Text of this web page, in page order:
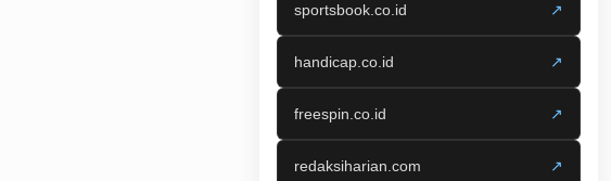
sportsbook.co.id ↗
handicap.co.id ↗
freespin.co.id ↗
redaksiharian.com ↗